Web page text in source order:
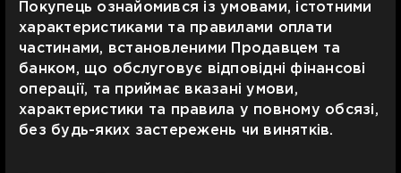
Покупець ознайомився із умовами, істотними
характеристиками та правилами оплати
частинами, встановленими Продавцем та
банком, що обслуговує відповідні фінансові
операції, та приймає вказані умови,
характеристики та правила у повному обсязі,
без будь-яких застережень чи винятків.